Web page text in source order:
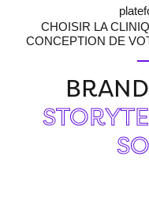
CHOISIR LA
CONCEPTION DE